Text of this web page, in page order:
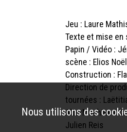
Jeu : Laure
Texte et mise en
Papin / Vidéo :
scène : Elios
Construction :
Direction de
tournées :
AlterMachine I
Julien Reis
Nous utilisons des